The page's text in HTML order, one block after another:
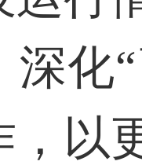
深化
，以